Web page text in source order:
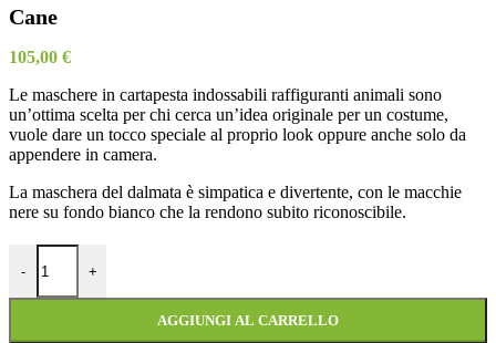
Cane
105,00 €
Le maschere in cartapesta indossabili raffiguranti animali sono
un’ottima scelta per chi cerca un’idea originale per un costume,
vuole dare un tocco speciale al proprio look oppure anche solo da
appendere in camera.
La maschera del dalmata è simpatica e divertente, con le macchie
nere su fondo bianco che la rendono subito riconoscibile.
-
Cane quantità
+
AGGIUNGI AL CARRELLO